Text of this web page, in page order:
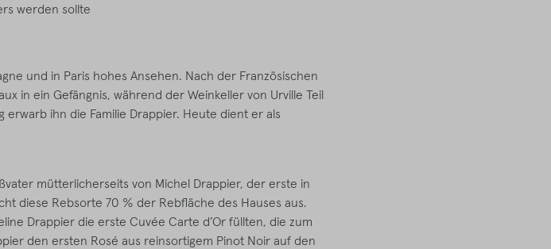
werden sollte
und in Paris hohes Ansehen. Nach der Französischen
in ein Gefängnis, während der Weinkeller von Urville Teil
ihn die Familie Drappier. Heute dient er als
mütterlicherseits von Michel Drappier, der erste in
diese Rebsorte 70 % der Rebfläche des Hauses aus.
Drappier die erste Cuvée Carte d’Or füllten, die zum
den ersten Rosé aus reinsortigem Pinot Noir auf den